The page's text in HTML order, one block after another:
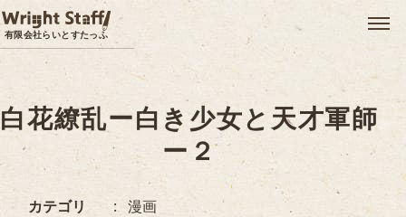
有限会社らいとすたっふ メ
白花繚乱ー白き少女と天才軍師
ー２
カテゴリ
漫画